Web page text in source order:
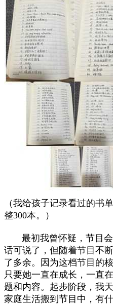
（我给孩子记录看过的书
整300本。）
最初我曾怀疑，节目会
话可说了，但随着节目不
了多余。因为这档节目的
只要她一直在成长，一直
题和内容。起步阶段，我
家庭生活搬到节目中，有